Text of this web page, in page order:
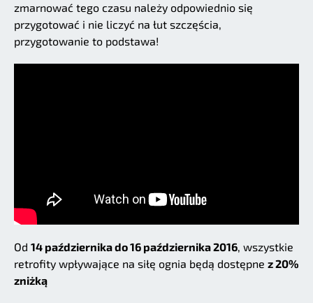
zmarnować tego czasu należy odpowiednio się
przygotować i nie liczyć na łut szczęścia,
przygotowanie to podstawa!
Od 14 października do 16 października 2016 , wszystkie
retrofity wpływające na siłę ognia będą dostępne z 20%
zniżką